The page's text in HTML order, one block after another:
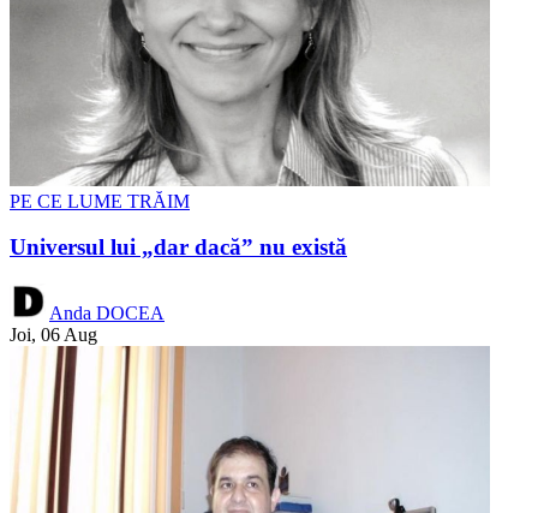
PE CE LUME TRĂIM
Universul lui „dar dacă” nu există
Anda DOCEA
Joi, 06 Aug